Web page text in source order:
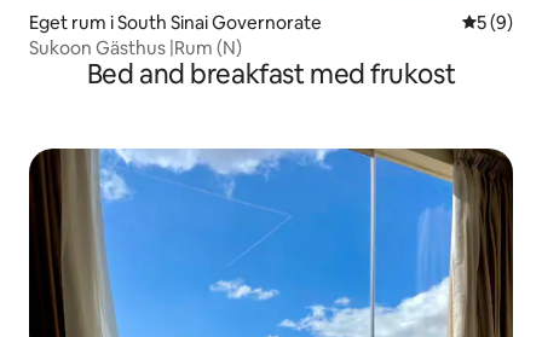
Eget rum i South Sinai Governorate 5 av 5 i
5 (9)
Sukoon Gästhus |Rum (N)
Bed and breakfast med frukost